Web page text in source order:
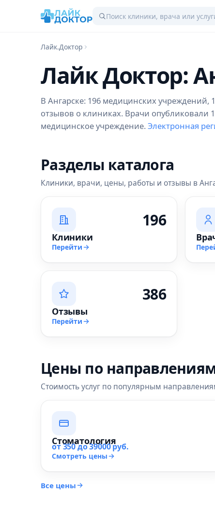
Лайк.Доктор
Лайк Доктор:
В Ангарске: 196 медицинских учреждений,
отзывов о клиниках. Врачи опубликовали
медицинское учреждение. Электронная
Разделы каталога
Клиники, врачи, цены, работы и отзывы в
196
Клиники
Перейти
386
Отзывы
Перейти
Цены по
Стоимость услуг по популярным
Стоматология
от 350 до 39000 руб.
Смотреть цены
Все цены